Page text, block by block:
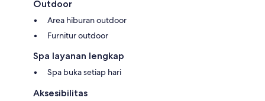
Outdoor
Area hiburan outdoor
Furnitur outdoor
Spa layanan lengkap
Spa buka setiap hari
Aksesibilitas